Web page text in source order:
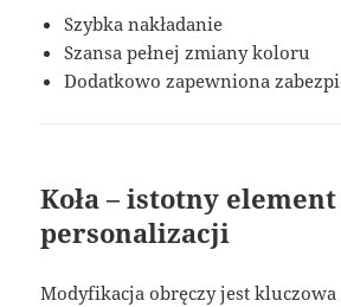
Szybka nakładanie
Szansa pełnej zmiany koloru
Dodatkowo zapewniona
Koła – istotny element
personalizacji
Modyfikacja obręczy jest